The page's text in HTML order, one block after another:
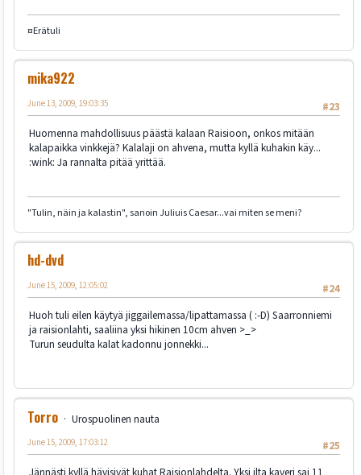
¤Erätuli
mika922
#23
June 13, 2009, 19:03:35
Huomenna mahdollisuus päästä kalaan Raisioon, onkos mitään
kalapaikka vinkkejä? Kalalaji on ahvena, mutta kyllä kuhakin käy...
:wink: Ja rannalta pitää yrittää.
"Tulin, näin ja kalastin", sanoin Juliuis Caesar...vai miten se meni?
hd-dvd
#24
June 15, 2009, 12:05:02
Huoh tuli eilen käytyä jiggailemassa/lipattamassa ( :-D) Saarronniemi
ja raisionlahti, saaliina yksi hikinen 10cm ahven >_>
Turun seudulta kalat kadonnu jonnekki...
Torro
Urospuolinen nauta
#25
June 15, 2009, 17:03:12